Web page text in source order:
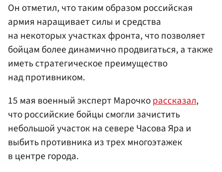
Он отметил, что таким образом российская
армия наращивает силы и средства
на некоторых участках фронта, что позволяет
бойцам более динамично продвигаться, а также
иметь стратегическое преимущество
над противником.
15 мая военный эксперт Марочкорассказал,
что российские бойцы смогли зачистить
небольшой участок на севере Часова Яра и
выбить противника из трех многоэтажек
в центре города.